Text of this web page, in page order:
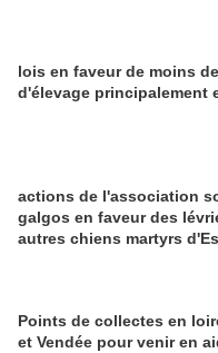
lois en faveur de moins
d'élevage principalement
actions de l'association
galgos en faveur des
autres chiens martyrs
Points de collectes en
et Vendée pour venir en